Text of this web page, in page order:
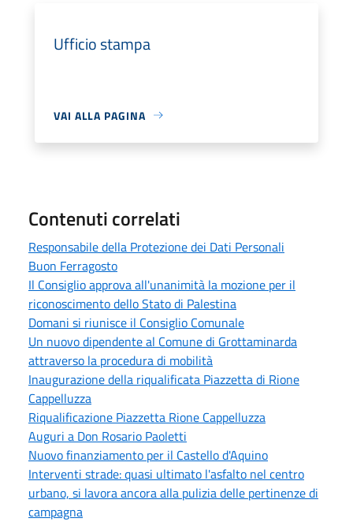
Ufficio stampa
VAI ALLA PAGINA
Contenuti correlati
Responsabile della Protezione dei Dati Personali
Buon Ferragosto
Il Consiglio approva all'unanimità la mozione per il
riconoscimento dello Stato di Palestina
Domani si riunisce il Consiglio Comunale
Un nuovo dipendente al Comune di Grottaminarda
attraverso la procedura di mobilità
Inaugurazione della riqualificata Piazzetta di Rione
Cappelluzza
Riqualificazione Piazzetta Rione Cappelluzza
Auguri a Don Rosario Paoletti
Nuovo finanziamento per il Castello d'Aquino
Interventi strade: quasi ultimato l'asfalto nel centro
urbano, si lavora ancora alla pulizia delle pertinenze di
campagna